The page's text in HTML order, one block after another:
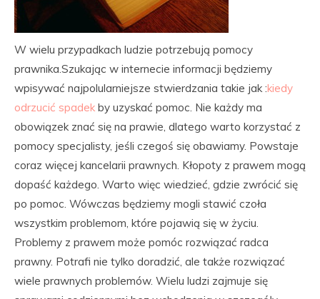
W wielu przypadkach ludzie potrzebują pomocy
prawnika.Szukając w internecie informacji będziemy
wpisywać najpolularniejsze stwierdzania takie jak :kiedy
odrzucić spadek by uzyskać pomoc. Nie każdy ma
obowiązek znać się na prawie, dlatego warto korzystać z
pomocy specjalisty, jeśli czegoś się obawiamy. Powstaje
coraz więcej kancelarii prawnych. Kłopoty z prawem mogą
dopaść każdego. Warto więc wiedzieć, gdzie zwrócić się
po pomoc. Wówczas będziemy mogli stawić czoła
wszystkim problemom, które pojawią się w życiu.
Problemy z prawem może pomóc rozwiązać radca
prawny. Potrafi nie tylko doradzić, ale także rozwiązać
wiele prawnych problemów. Wielu ludzi zajmuje się